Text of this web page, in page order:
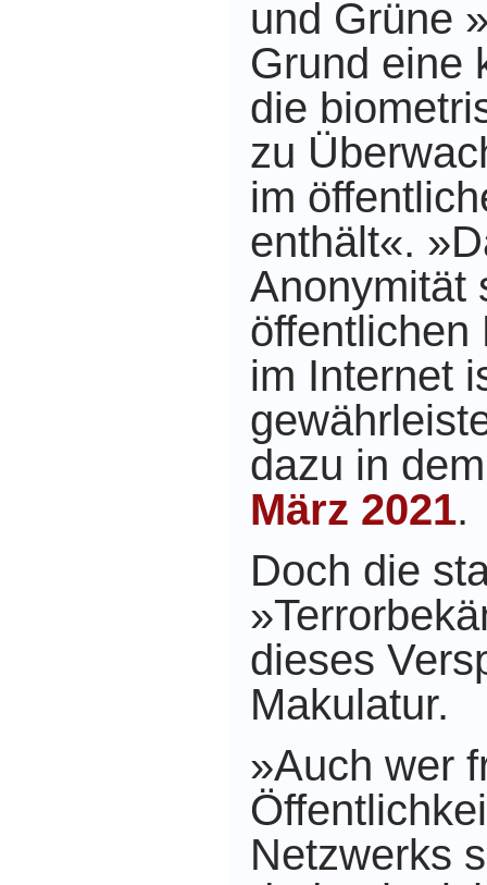
und Grüne
Grund eine
die
zu
im
enthält«.
Anonymität
öffentlichen
im Internet
dazu in
März 2021.
Doch die
dieses
Makulatur.
»Auch wer
Netzwerks